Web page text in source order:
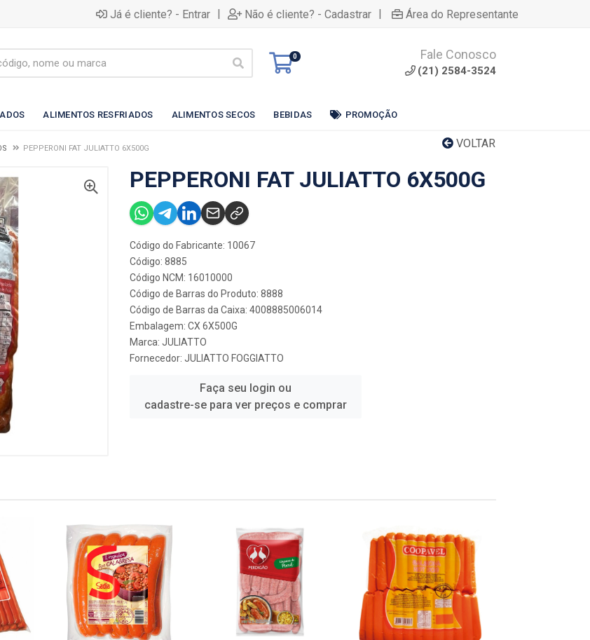
Já é cliente? - Entrar | Não é cliente? - Cadastrar | Área do Representante
0 Fale Conosco
(21) 2584-3524
ALIMENTOS RESFRIADOS ALIMENTOS SECOS BEBIDAS PROMOÇÃO
VOLTAR
PEPPERONI FAT JULIATTO 6X500G
PEPPERONI FAT JULIATTO 6X500G
Código do Fabricante: 10067
Código: 8885
Código NCM: 16010000
Código de Barras do Produto: 8888
Código de Barras da Caixa: 4008885006014
Embalagem: CX 6X500G
Marca: JULIATTO
Fornecedor: JULIATTO FOGGIATTO
Faça seu login ou
cadastre-se para ver preços e comprar